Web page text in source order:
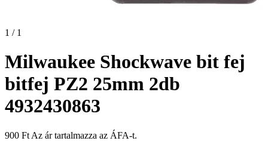
1 / 1
Milwaukee Shockwave bit fej
bitfej PZ2 25mm 2db
4932430863
900 Ft Az ár tartalmazza az ÁFA-t.